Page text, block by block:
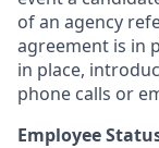
of an agency
agreement is in
in place,
phone calls or
Employee